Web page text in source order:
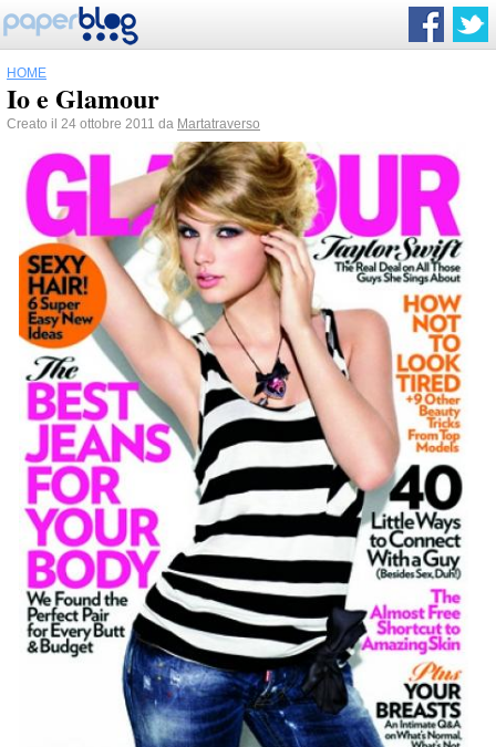
HOME
Io e Glamour
Creato il 24 ottobre 2011 da Martatraverso